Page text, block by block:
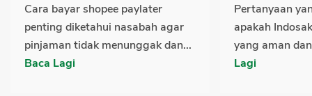
Cara bayar shopee paylater
penting diketahui nasabah agar
pinjaman tidak menunggak dan...
Baca Lagi
Pertanyaan
apakah
yang aman
Lagi